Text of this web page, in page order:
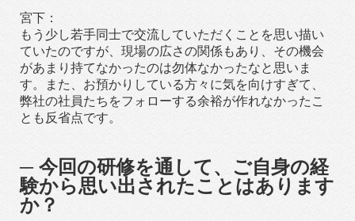
宮下：
もう少し若手同士で交流していただくことを思い描い
ていたのですが、現場の広さの関係もあり、その機会
があまり持てなかったのは勿体なかったなと思いま
す。また、お預かりしている方々に気を向けすぎて、
弊社の社員たちをフォローする余裕が作れなかったこ
とも反省点です。
─ 今回の研修を通して、ご自身の経
験から思い出されたことはあります
か？